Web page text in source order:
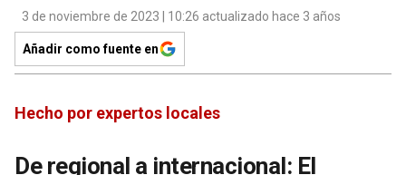
3 de noviembre de 2023 | 10:26 actualizado hace 3 años
Añadir como fuente en
Hecho por expertos locales
De regional a internacional: El